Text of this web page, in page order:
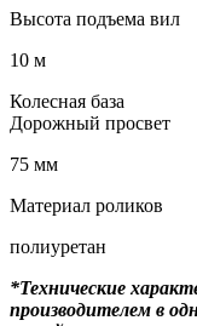
Высота подъема вил
10 м
Колесная база
Дорожный просвет
75 мм
Материал роликов
полиуретан
*Технические
производителем в